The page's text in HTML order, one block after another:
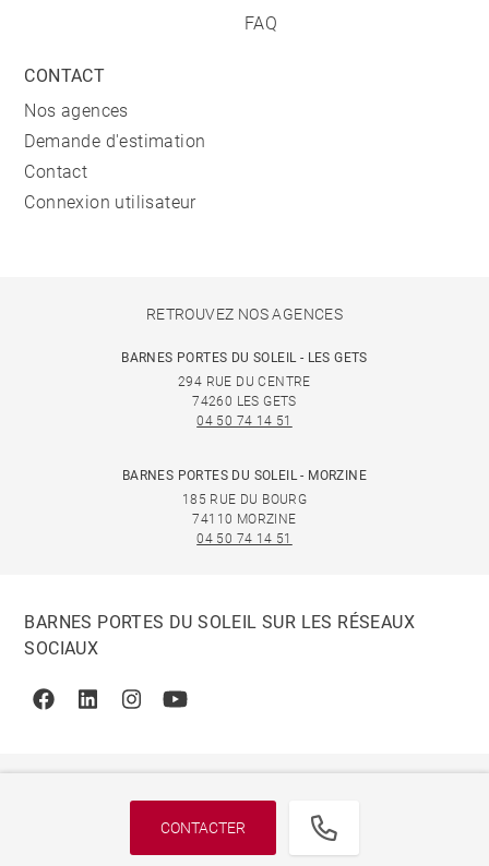
CONTACTER
FAQ
CONTACT
Nos agences
Demande d'estimation
Contact
Connexion utilisateur
RETROUVEZ NOS AGENCES
BARNES PORTES DU SOLEIL - LES GETS
294 RUE DU CENTRE
74260 LES GETS
04 50 74 14 51
BARNES PORTES DU SOLEIL - MORZINE
185 RUE DU BOURG
74110 MORZINE
04 50 74 14 51
BARNES PORTES DU SOLEIL SUR LES RÉSEAUX
SOCIAUX
FacebookLinkedinInstagramYoutube
© 2026 BARNES, INTERNATIONAL REALTY - BARNES
INTERNATIONAL